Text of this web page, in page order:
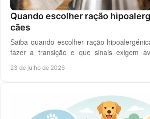
Quando escolher ração
cães
Saiba quando escolher ração
fazer a transição e que sinais exigem
23 de julho de 2026